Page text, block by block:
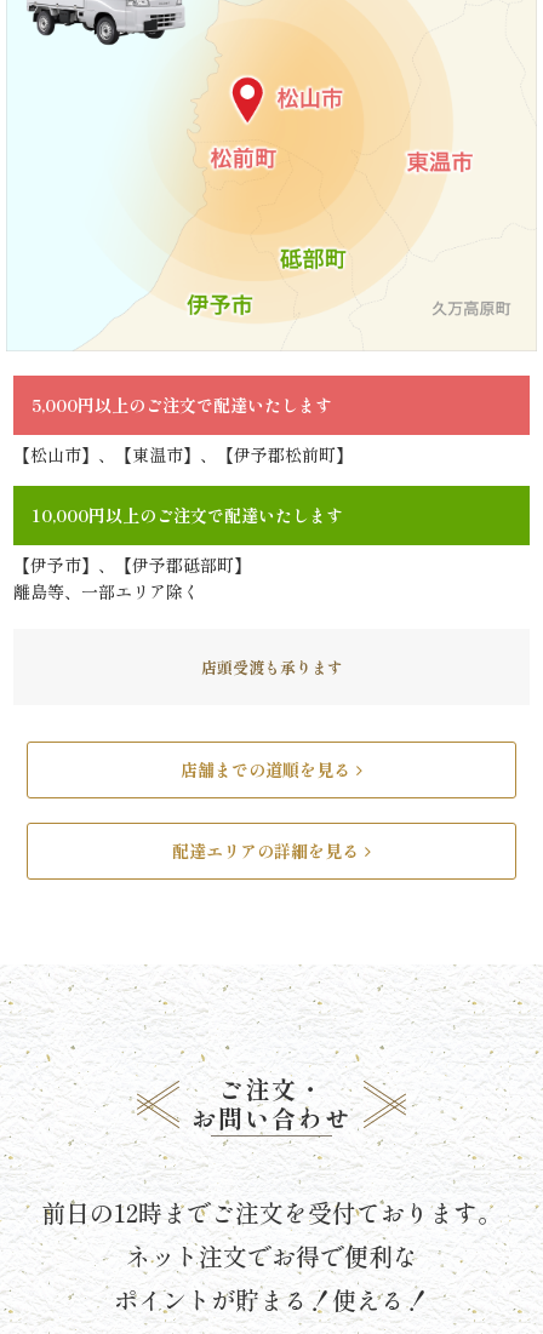
様
せ
ス
タ
ッ
フ
リ
ー
で
選
ぶ
た
け
ひ
さ
5,000円以上のご注文で配達いたします
【松山市】、【東温市】、【伊予郡松前町】
10,000円以上のご注文で配達いたします
【伊予市】、【伊予郡砥部町】
離島等、一部エリア除く
店頭受渡も承ります
店舗までの道順を見る
配達エリアの詳細を見る
ご注文・
お問い合わせ
前日の12時までご注文を受付ております。
ネット注文でお得で便利な
ポイントが貯まる！使える！